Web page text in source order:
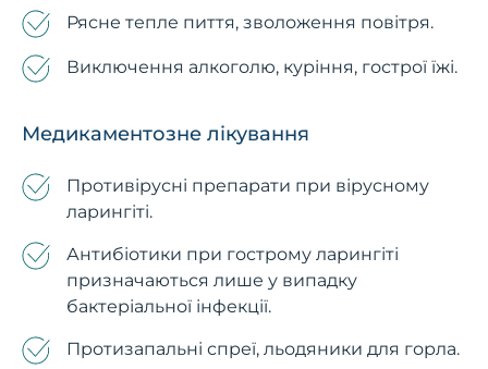
Рясне тепле пиття, зволоження повітря.
Виключення алкоголю, куріння, гострої їжі.
Медикаментозне лікування
Противірусні препарати при вірусному
ларингіті.
Антибіотики при гострому ларингіті
призначаються лише у випадку
бактеріальної інфекції.
Протизапальні спреї, льодяники для горла.